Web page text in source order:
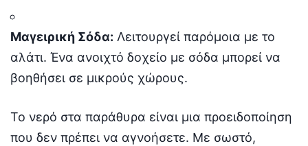
Μαγειρική Σόδα: Λειτουργεί παρόμοια με το
αλάτι. Ένα ανοιχτό δοχείο με σόδα μπορεί να
βοηθήσει σε μικρούς χώρους.
Το νερό στα παράθυρα είναι μια προειδοποίηση
που δεν πρέπει να αγνοήσετε. Με σωστό,